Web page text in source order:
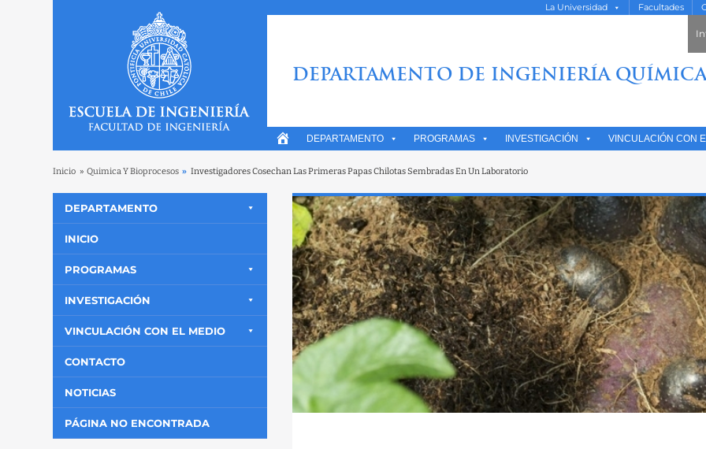
La Universidad Facultades
DEPARTAMENTO DE INGENIERÍA QUÍMICA
DEPARTAMENTO PROGRAMAS INVESTIGACIÓN VINCULACIÓN CON
Inicio » Quimica Y Bioprocesos » Investigadores Cosechan Las Primeras Papas Chilotas Sembradas En Un Laboratorio
DEPARTAMENTO
INICIO
PROGRAMAS
INVESTIGACIÓN
VINCULACIÓN CON EL MEDIO
CONTACTO
NOTICIAS
PÁGINA NO ENCONTRADA